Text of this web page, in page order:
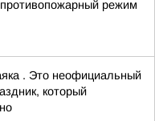
режим
. Это неофициальный
который